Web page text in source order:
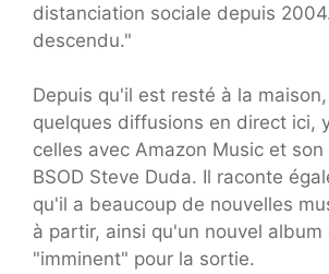
distanciation sociale depuis
descendu."
Depuis qu'il est resté à la
quelques diffusions en direct ici,
celles avec Amazon Music et
BSOD Steve Duda. Il raconte
qu'il a beaucoup de nouvelles
à partir, ainsi qu'un nouvel album
"imminent" pour la sortie.